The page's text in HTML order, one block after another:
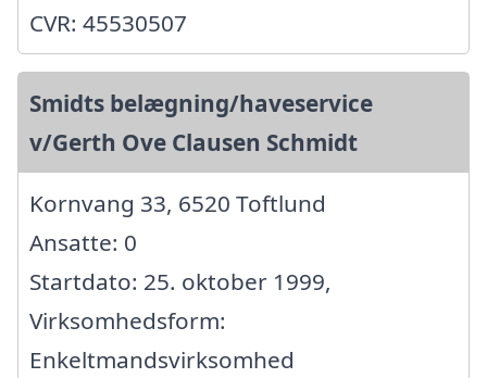
CVR: 45530507
Smidts belægning/haveservice
v/Gerth Ove Clausen Schmidt
Kornvang 33, 6520 Toftlund
Ansatte: 0
Startdato: 25. oktober 1999,
Virksomhedsform:
Enkeltmandsvirksomhed